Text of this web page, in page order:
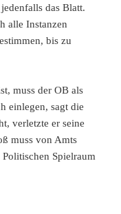
das Blatt.
alle Instanzen
bis zu
muss der OB als
einlegen, sagt die
verletzte er seine
muss von Amts
Spielraum